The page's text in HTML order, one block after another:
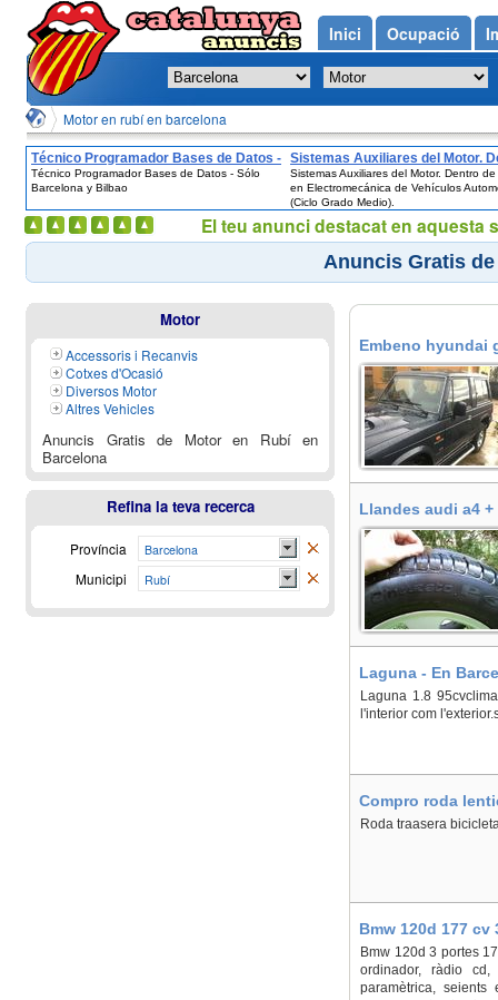
Motor en rubí en barcelona
Técnico Programador Bases de Datos -
Sólo Barcelona y Bilbao
Técnico Programador Bases de Datos - Sólo
Barcelona y Bilbao
Sistemas Auxiliares del Motor.
de Técnico en Electromecánica
Vehículos Automóviles (Ciclo
Medio).
Sistemas Auxiliares del Motor. Dentro
en Electromecánica de Vehículos
(Ciclo Grado Medio).
Anuncis Gratis
Embeno hyundai
Llandes audi a4
Laguna - En
Laguna 1.8
l'interior com
Compro roda
cassete i tubular
Roda traasera
Bmw 120d 177
Bmw 120d 3 portes
ordinador, ràdio
paramètrica,
Motor
Accessoris i Recanvis
Cotxes d'Ocasió
Diversos Motor
Altres Vehicles
Anuncis Gratis de Motor en Rubí en
Barcelona
Refina la teva recerca
Província Barcelona
Municipi Rubí
Inici Ocupació
El teu anunci destacat en aquesta